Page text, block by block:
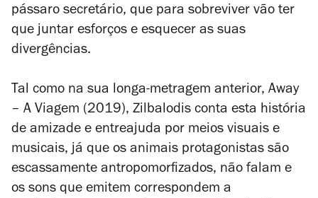
pássaro secretário, que para sobreviver vão ter
que juntar esforços e esquecer as suas
divergências.
Tal como na sua longa-metragem anterior, Away
– A Viagem (2019), Zilbalodis conta esta história
de amizade e entreajuda por meios visuais e
musicais, já que os animais protagonistas são
escassamente antropomorfizados, não falam e
os sons que emitem correspondem a